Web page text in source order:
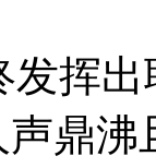
发挥
声鼎